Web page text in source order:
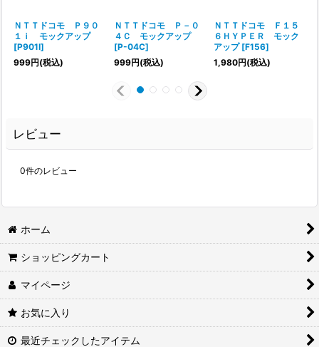
ＮＴＴドコモ Ｐ９０
１ｉ モックアップ
[P901I]
999円(税込)
ＮＴＴドコモ Ｐ－０
４Ｃ モックアップ
[P-04C]
999円(税込)
ＮＴＴドコモ Ｆ１５
６ＨＹＰＥＲ モック
アップ [F156]
1,980円(税込)
レビュー
0件のレビュー
ホーム
ショッピングカート
マイページ
お気に入り
最近チェックしたアイテム